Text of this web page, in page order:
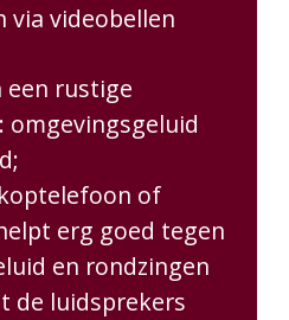
via videobellen
een rustige
omgevingsgeluid
of
erg goed tegen
en rondzingen
de luidsprekers